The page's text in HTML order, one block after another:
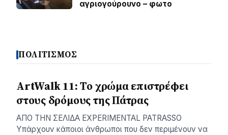
αγριογούρουνο – φωτο
ΠΟΛΙΤΙΣΜΟΣ
ArtWalk 11: Το χρώμα επιστρέφει
στους δρόμους της Πάτρας
AΠΟ ΤΗΝ ΣΕΛΙΔΑ EXPERIMENTAL PATRASSO
Υπάρχουν κάποιοι άνθρωποι που δεν περιμένουν να